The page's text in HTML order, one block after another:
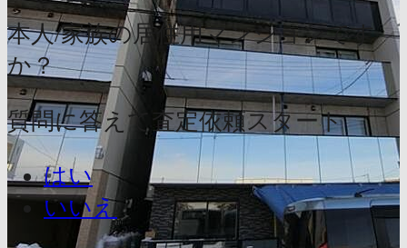
本人/家族の居住用マンションです
か？
質問に答えて査定依頼スタート
はい
いいえ